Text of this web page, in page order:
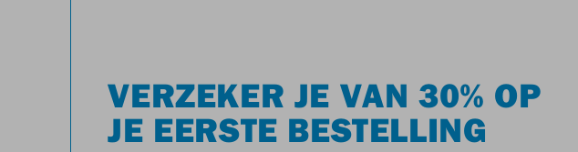
VERZEKER JE VAN 30% OP
JE EERSTE BESTELLING